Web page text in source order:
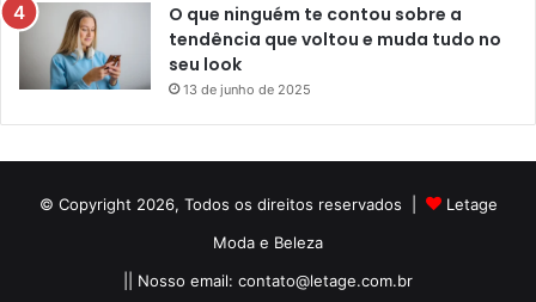
O que ninguém te contou sobre a
tendência que voltou e muda tudo no
seu look
13 de junho de 2025
© Copyright 2026, Todos os direitos reservados |
Letage
Moda e Beleza
|| Nosso email: contato@letage.com.br